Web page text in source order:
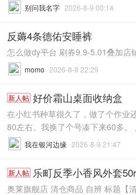
别问我名字 2026-8-9 00:14
反薅4条德佑安睡裤
怎么做dy平台 刷券9.9-5.01叠加店
momo 2026-8-8 22:29
新人帖 好价霜山桌面收纳盒
在小红书种草很久了，做了个作业
80左右。我换了个号凑下来60多。
我在银河边缘 2026-8-9 21:47
新人帖 乐町反季小香风外套50r
奥莱旗舰店 清仓商品 自辨 标题【